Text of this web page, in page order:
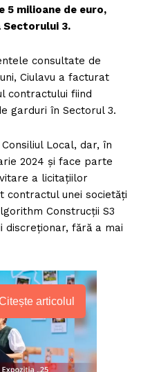
5 milioane de euro,
Sectorului 3.
consultate de
Ciulavu a facturat
contractului fiind
garduri în Sectorul 3.
Local, dar, în
2024 și face parte
a licitațiilor
contractul unei societăți
Construcții S3
discreționar, fără a mai
articolul